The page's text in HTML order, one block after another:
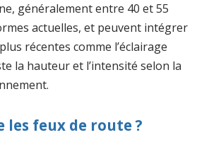
généralement entre 40 et 55
actuelles, et peuvent intégrer
récentes comme l’éclairage
la hauteur et l’intensité selon la
les feux de route ?